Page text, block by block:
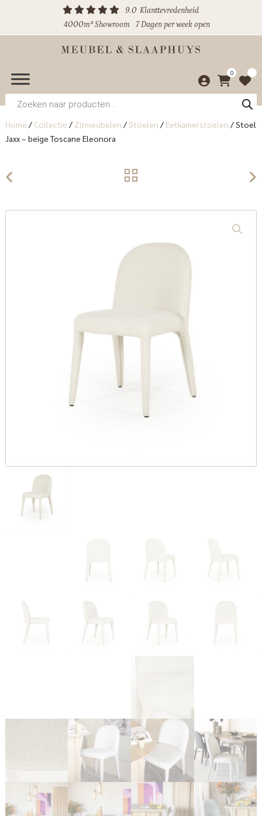
9.0 Klanttevredenheid
4000m² Showroom
7 Dagen per week open
0
Producten
zoeken
Home / Collectie / Zitmeubelen / Stoelen / Eetkamerstoelen /Stoel
Jaxx – beige Toscane Eleonora